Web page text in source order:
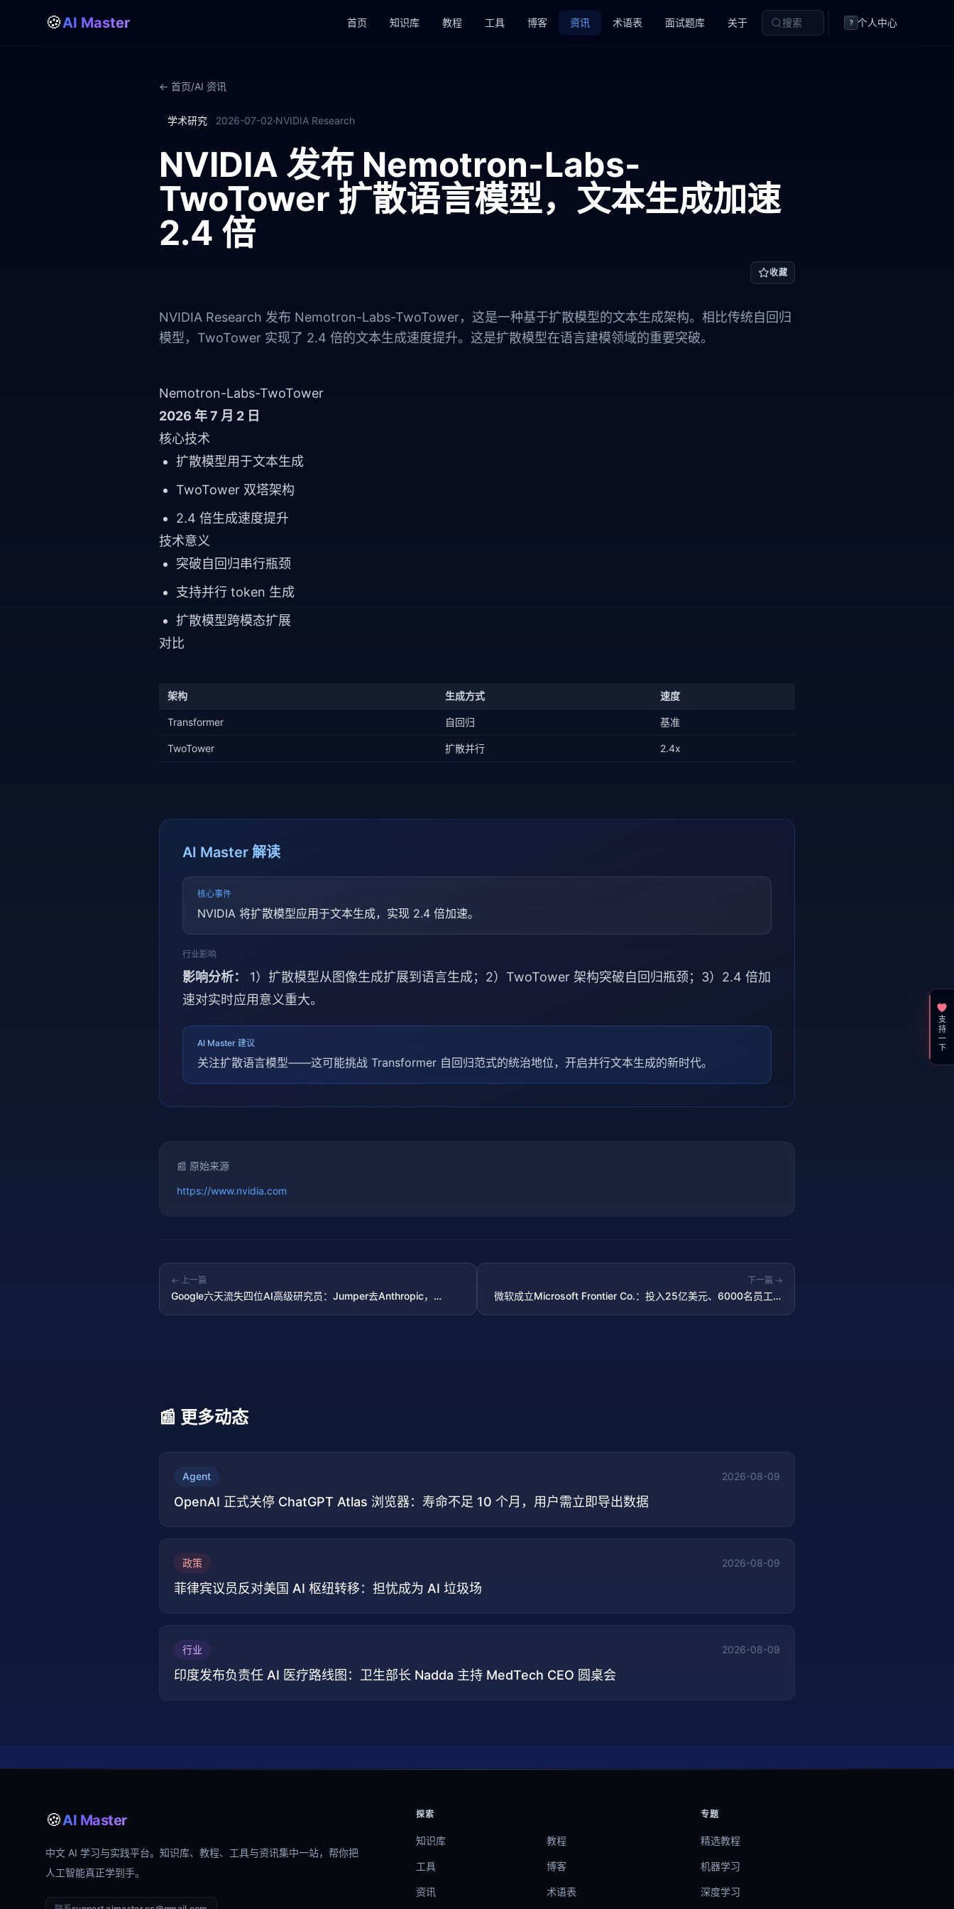
🍪AI Master 首页 知识库 教程 工具 博客 资讯 术语表 面试题库 关于 搜索 ? 个人中心
← 首页/AI 资讯
学术研究 2026-07-02·NVIDIA Research
NVIDIA 发布 Nemotron-Labs-
TwoTower 扩散语言模型，文本生成加速
2.4 倍
收藏
NVIDIA Research 发布 Nemotron-Labs-TwoTower，这是一种基于扩散模型的文本生成架构。相比传统自回归
模型，TwoTower 实现了 2.4 倍的文本生成速度提升。这是扩散模型在语言建模领域的重要突破。
Nemotron-Labs-TwoTower
2026 年 7 月 2 日
核心技术
扩散模型用于文本生成
TwoTower 双塔架构
2.4 倍生成速度提升
技术意义
突破自回归串行瓶颈
支持并行 token 生成
扩散模型跨模态扩展
对比
架构 生成方式 速度
Transformer 自回归 基准
TwoTower 扩散并行 2.4x
AI Master 解读
核心事件
NVIDIA 将扩散模型应用于文本生成，实现 2.4 倍加速。
行业影响
影响分析：
1）扩散模型从图像生成扩展到语言生成；2）TwoTower 架构突破自回归瓶颈；3）2.4 倍加
速对实时应用意义重大。
AI Master 建议
关注扩散语言模型——这可能挑战 Transformer 自回归范式的统治地位，开启并行文本生成的新时代。
📰 原始来源
https://www.nvidia.com
← 上一篇
Google六天流失四位AI高级研究员：Jumper去Anthropic，
下一篇 →
微软成立Microsoft Frontier Co.：投入25亿美元、6000名员工驻
📰 更多动态
Agent 2026-08-09
OpenAI 正式关停 ChatGPT Atlas 浏览器：寿命不足 10 个月，用户需立即导出数据
政策 2026-08-09
菲律宾议员反对美国 AI 枢纽转移：担忧成为 AI 垃圾场
行业 2026-08-09
印度发布负责任 AI 医疗路线图：卫生部长 Nadda 主持 MedTech CEO 圆桌会
🍪AI Master
中文 AI 学习与实践平台。知识库、教程、工具与资讯集中一站，帮你把
人工智能真正学到手。
探索
知识库 教程
工具 博客
资讯 术语表
专题
精选教程
机器学习
深度学习
支持一下